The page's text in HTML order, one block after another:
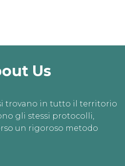
Us
trovano in tutto il territorio
gli stessi protocolli,
un rigoroso metodo